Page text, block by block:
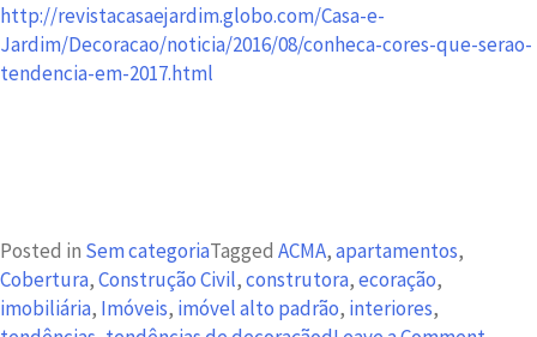
http://revistacasaejardim.globo.com/Casa-e-
Jardim/Decoracao/noticia/2016/08/conheca-cores-que-serao-
tendencia-em-2017.html
Posted in Sem categoriaTagged ACMA,apartamentos,
Cobertura,Construção Civil,construtora,ecoração,
imobiliária, Imóveis, imóvel alto padrão, interiores,